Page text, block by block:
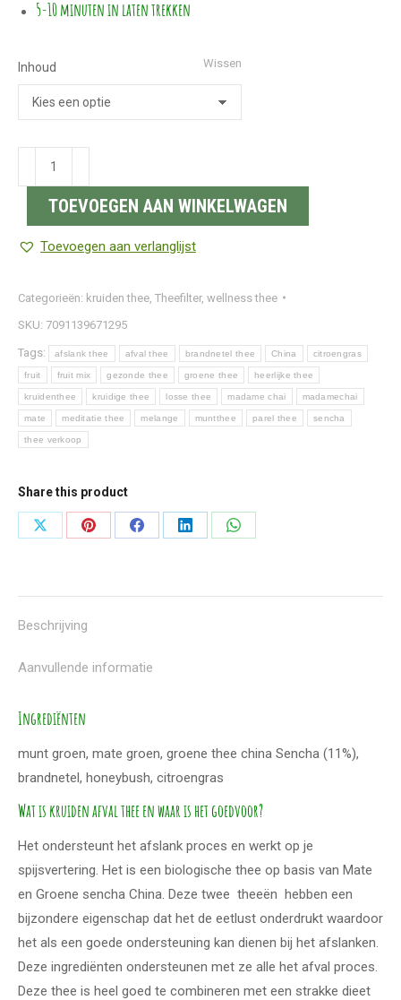
5-10 minuten in laten trekken
Inhoud Wissen
Wellness
thee
Kruiden
afvalthee
aantal
TOEVOEGEN AAN WINKELWAGEN
Toevoegen aan verlanglijst
Categorieën: kruiden thee Theefilter, wellness thee
SKU: 7091139671295
Tags: afslank thee afval thee brandnetel thee China citroengras
fruit fruit mix gezonde thee groene thee heerlijke thee
kruidenthee kruidige thee losse thee madame chai madamechai
mate meditatie thee melange muntthee parel thee sencha
thee verkoop
Share this product
Deel
Deel
Deel
Deel
Deel
Beschrijving
Aanvullende informatie
Ingrediënten
munt groen, mate groen, groene thee china Sencha (11%),
brandnetel, honeybush, citroengras
Wat is kruiden afval thee en waar is het goedvoor?
Het ondersteunt het afslank proces en werkt op je
spijsvertering. Het is een biologische thee op basis van Mate
en Groene sencha China. Deze twee theeën hebben een
bijzondere eigenschap dat het de eetlust onderdrukt waardoor
het als een goede ondersteuning kan dienen bij het afslanken.
Deze ingrediënten ondersteunen met ze alle het afval proces.
Deze thee is heel goed te combineren met een strakke dieet